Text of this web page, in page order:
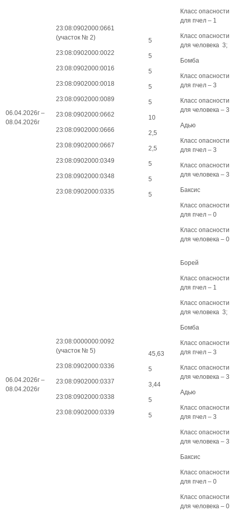
06.04.2026г –
08.04.2026г
23:08:0902000:0661
(участок № 2)
23:08:0902000:0022
23:08:0902000:0016
23:08:0902000:0018
23:08:0902000:0089
23:08:0902000:0662
23:08:0902000:0666
23:08:0902000:0667
23:08:0902000:0349
23:08:0902000:0348
23:08:0902000:0335
5
5
5
5
5
10
2,5
2,5
5
5
5
Класс опасности
для пчел – 1
Класс опасности
для человека 3;
Бомба
Класс опасности
для пчел – 3
Класс опасности
для человека –
Адью
Класс опасности
для пчел – 3
Класс опасности
для человека –
Баксис
Класс опасности
для пчел – 0
Класс опасности
для человека –
06.04.2026г –
08.04.2026г
23:08:0000000:0092
(участок № 5)
23:08:0902000:0336
23:08:0902000:0337
23:08:0902000:0338
23:08:0902000:0339
45,63
5
3,44
5
5
Борей
Класс опасности
для пчел – 1
Класс опасности
для человека 3;
Бомба
Класс опасности
для пчел – 3
Класс опасности
для человека –
Адью
Класс опасности
для пчел – 3
Класс опасности
для человека –
Баксис
Класс опасности
для пчел – 0
Класс опасности
для человека –